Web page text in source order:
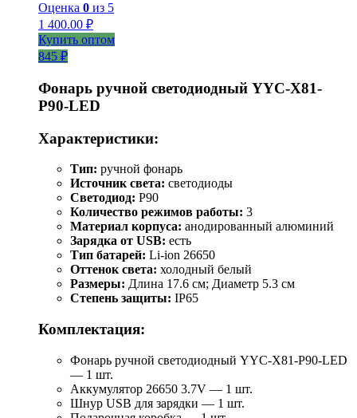
Оценка 0 из 5
1 400.00 ₽
Купить оптом
845 ₽
Фонарь ручной светодиодный YYC-Х81-
Р90-LED
Характеристики:
Тип: ручной фонарь
Источник света: светодиоды
Светодиод: P90
Количество режимов работы: 3
Материал корпуса: анодированный алюминий
Зарядка от USB: есть
Тип батарей: Li-ion 26650
Оттенок света: холодный белый
Размеры: Длина 17.6 см; Диаметр 5.3 см
Степень защиты: IP65
Комплектация:
Фонарь ручной светодиодный YYC-Х81-Р90-LED
— 1 шт.
Аккумулятор 26650 3.7V — 1 шт.
Шнур USB для зарядки — 1 шт.